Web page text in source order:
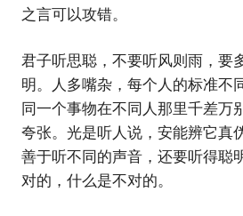
之言可以攻错。
君子听思聪，不要听风则雨，要
明。人多嘴杂，每个人的标准不
同一个事物在不同人那里千差万
夸张。光是听人说，安能辨它真
善于听不同的声音，还要听得聪
对的，什么是不对的。